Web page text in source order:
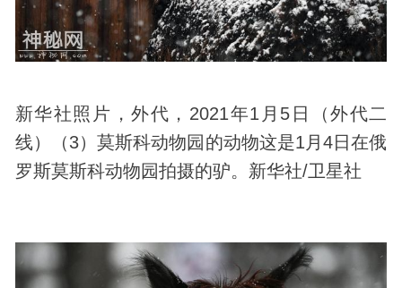
新华社照片，外代，2021年1月5日（外代二
线）（3）莫斯科动物园的动物这是1月4日在俄
罗斯莫斯科动物园拍摄的驴。新华社/卫星社